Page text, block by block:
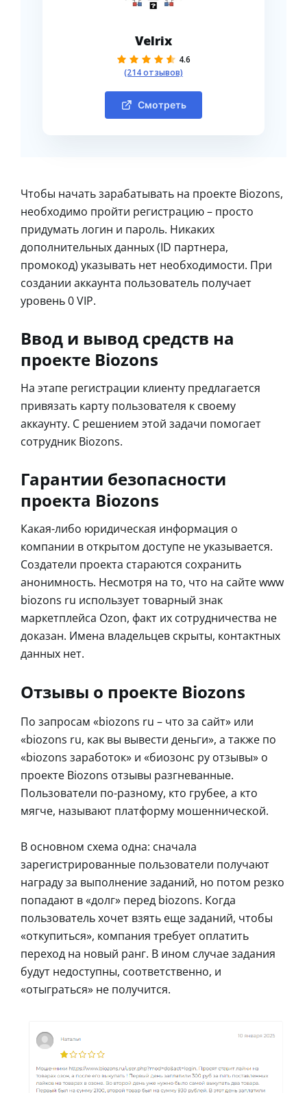
Velrix
4.6
(214 отзывов)
Смотреть
Чтобы начать зарабатывать на проекте Biozons,
необходимо пройти регистрацию – просто
придумать логин и пароль. Никаких
дополнительных данных (ID партнера,
промокод) указывать нет необходимости. При
создании аккаунта пользователь получает
уровень 0 VIP.
Ввод и вывод средств на
проекте Biozons
На этапе регистрации клиенту предлагается
привязать карту пользователя к своему
аккаунту. С решением этой задачи помогает
сотрудник Biozons.
Гарантии безопасности
проекта Biozons
Какая-либо юридическая информация о
компании в открытом доступе не указывается.
Создатели проекта стараются сохранить
анонимность. Несмотря на то, что на сайте www
biozons ru использует товарный знак
маркетплейса Ozon, факт их сотрудничества не
доказан. Имена владельцев скрыты, контактных
данных нет.
Отзывы о проекте Biozons
По запросам «biozons ru – что за сайт» или
«biozons ru, как вы вывести деньги», а также по
«biozons заработок» и «биозонс ру отзывы» о
проекте Biozons отзывы разгневанные.
Пользователи по-разному, кто грубее, а кто
мягче, называют платформу мошеннической.
В основном схема одна: сначала
зарегистрированные пользователи получают
награду за выполнение заданий, но потом резко
попадают в «долг» перед biozons. Когда
пользователь хочет взять еще заданий, чтобы
«откупиться», компания требует оплатить
переход на новый ранг. В ином случае задания
будут недоступны, соответственно, и
«отыграться» не получится.